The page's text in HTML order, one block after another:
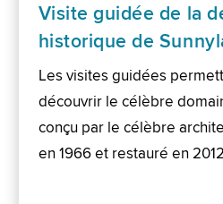
Visite guidée de la
historique de
Les visites guidées
découvrir le célèbre
conçu par le célèbre
en 1966 et restauré en